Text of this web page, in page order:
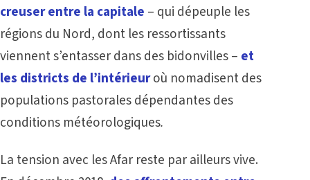
creuser entre la capitale – qui dépeuple les
régions du Nord, dont les ressortissants
viennent s’entasser dans des bidonvilles – et
les districts de l’intérieuroù nomadisent des
populations pastorales dépendantes des
conditions météorologiques.
La tension avec les Afar reste par ailleurs vive.